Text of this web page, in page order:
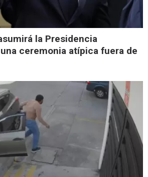
la Presidencia
ceremonia atípica fuera de